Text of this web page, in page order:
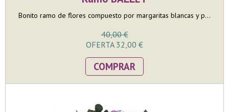
Bonito ramo de flores compuesto por margaritas blancas y p...
40,00 €
OFERTA 32,00 €
COMPRAR